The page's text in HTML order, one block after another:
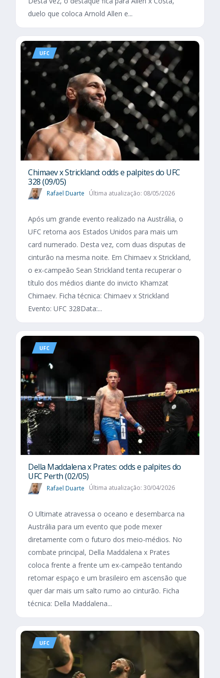
duelo que coloca Arnold Allen e...
UFC
Chimaev x Strickland: odds e palpites do UFC
328 (09/05)
Rafael Duarte Última atualização: 08/05/2026
Após um grande evento realizado na Austrália, o
UFC retorna aos Estados Unidos para mais um
card numerado. Desta vez, com duas disputas de
cinturão na mesma noite. Em Chimaev x Strickland,
o ex-campeão Sean Strickland tenta recuperar o
título dos médios diante do invicto Khamzat
Chimaev. Ficha técnica: Chimaev x Strickland
Evento: UFC 328Data:...
UFC
Della Maddalena x Prates: odds e palpites do
UFC Perth (02/05)
Rafael Duarte Última atualização: 30/04/2026
O Ultimate atravessa o oceano e desembarca na
Austrália para um evento que pode mexer
diretamente com o futuro dos meio-médios. No
combate principal, Della Maddalena x Prates
coloca frente a frente um ex-campeão tentando
retomar espaço e um brasileiro em ascensão que
quer dar mais um salto rumo ao cinturão. Ficha
técnica: Della Maddalena...
UFC